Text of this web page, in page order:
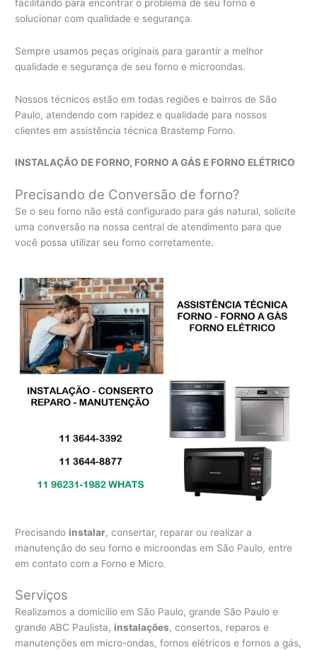
facilitando para encontrar o problema de seu forno e
solucionar com qualidade e segurança.
Sempre usamos peças originais para garantir a melhor
qualidade e segurança de seu forno e microondas.
Nossos técnicos estão em todas regiões e bairros de São
Paulo, atendendo com rapidez e qualidade para nossos
clientes em assistência técnica Brastemp Forno.
INSTALAÇÃO DE FORNO, FORNO A GÁS E FORNO ELÉTRICO
Precisando de Conversão de forno?
Se o seu forno não está configurado para gás natural, solicite
uma conversão na nossa central de atendimento para que
você possa utilizar seu forno corretamente.
Precisando instalar, consertar, reparar ou realizar a
manutenção do seu forno e microondas em São Paulo, entre
em contato com a Forno e Micro.
Serviços
Realizamos a domicílio em São Paulo, grande São Paulo e
grande ABC Paulista, instalações, consertos, reparos e
manutenções em micro-ondas, fornos elétricos e fornos a gás,